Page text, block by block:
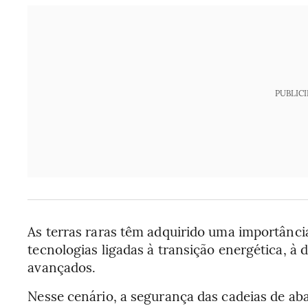
As terras raras têm adquirido uma
tecnologias ligadas à transição energética, à
avançados.
Nesse cenário, a segurança das cadeias de